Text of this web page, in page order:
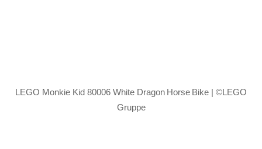
LEGO Monkie Kid 80006 White Dragon Horse Bike | ©LEGO
Gruppe